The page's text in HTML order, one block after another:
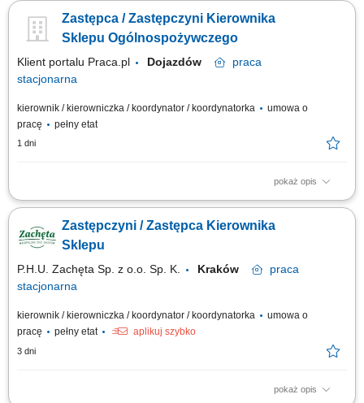
i wspieranie organizacji codziennych obowiązków, udział w realizacji
planów sprzedażowych oraz monitorowaniu wyników sklepu,
Zastępca / Zastępczyni Kierownika
Sklepu Ogólnospożywczego
Klient portalu Praca.pl Dojazdów
praca
stacjonarna
kierownik / kierowniczka / koordynator / koordynatorka
umowa o
pracę
pełny etat
1 dni
pokaż opis
Wspieranie kierownika w organizacji codziennej pracy sklepu i
towarów oraz utrzymania odpowiednich standardów jakości.
Kontrolowanie dokumentacji sklepowej, rozliczeń i raportów. Wdrażanie,
Zastępczyni / Zastępca Kierownika
Sklepu
P.H.U. Zachęta Sp. z o.o. Sp. K. Kraków
praca
stacjonarna
kierownik / kierowniczka / koordynator / koordynatorka
umowa o
pracę
pełny etat aplikuj szybko
3 dni
pokaż opis